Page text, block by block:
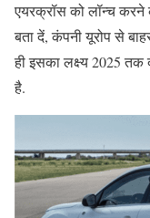
एयरक्रॉस को लॉन्च करने
बता दें, कंपनी यूरोप से
ही इसका लक्ष्य 2025 तक
है.